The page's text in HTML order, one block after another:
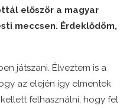
először a magyar
meccsen. Érdeklődöm,
játszani. Élveztem is a
az elején így elmentek
felhasználni, hogy fel